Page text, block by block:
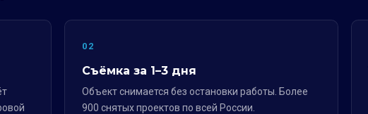
02
Съёмка за 1–3 дня
Объект снимается без остановки работы. Более
900 снятых проектов по всей России.